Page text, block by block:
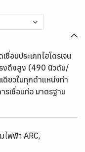
อมประเภทไฮโดรเจน
งดึงสูง (490 นิวตัน/
ดียวในทุกตำแหน่งท่า
รเชื่อมท่อ มาตรฐาน
ไฟฟ้า ARC,